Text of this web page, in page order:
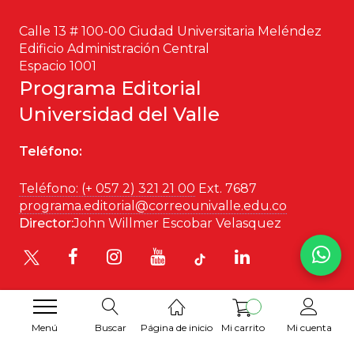
Menú Buscar Página de inicio Mi carrito Mi cuenta
Patrimonio
Periodismo
Política y gobierno
Posconflicto
Psicología
Violencia
Calle 13 # 100-00 Ciudad Universitaria Meléndez
Edificio Administración Central
Espacio 1001
Programa Editorial
Universidad del Valle
Teléfono:
Teléfono: (+ 057 2) 321 21 00 Ext. 7687
programa.editorial@correounivalle.edu.co
Director:John Willmer Escobar Velasquez